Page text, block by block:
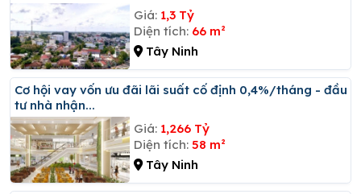
Giá: 1,3 Tỷ
Diện tích: 66 m²
Tây Ninh
Cơ hội vay vốn ưu đãi lãi suất cố định 0,4%/tháng - đầu
tư nhà nhận...
Giá: 1,266 Tỷ
Diện tích: 58 m²
Tây Ninh